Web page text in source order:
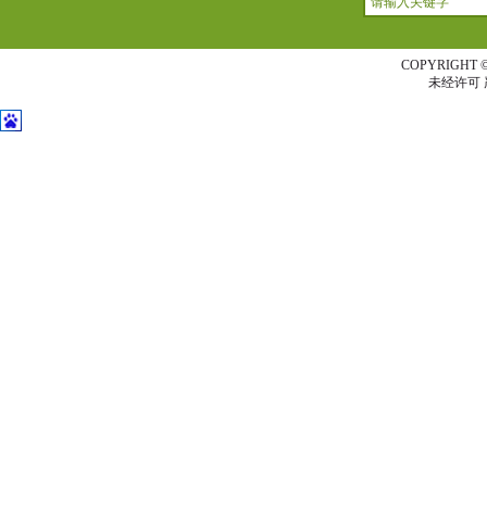
COPYRIGHT
未经许